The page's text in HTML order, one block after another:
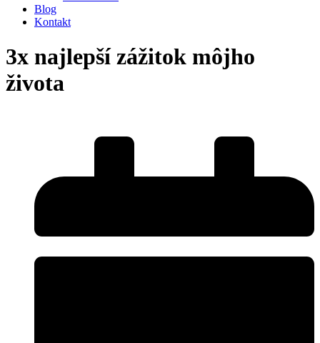
Blog
Kontakt
3x najlepší zážitok môjho
života